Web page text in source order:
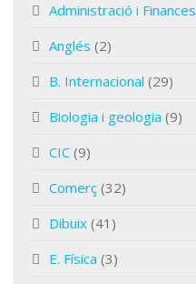
Administració i Finances
Anglés (2)
B. Internacional (29)
Biologia i geologia (9)
CIC (9)
Comerç (32)
Dibuix (41)
E. Física (3)